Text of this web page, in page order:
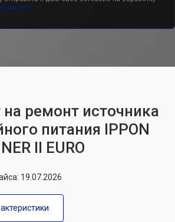
данных.
ремонт источника
питания IPPON
II EURO
19.07.2026